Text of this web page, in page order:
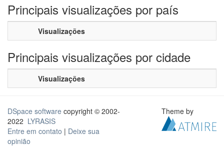
Principais visualizações por país
Visualizações
Principais visualizações por cidade
Visualizações
DSpace software copyright © 2002-
2022 LYRASIS
Entre em contato | Deixe sua
opinião
Theme by